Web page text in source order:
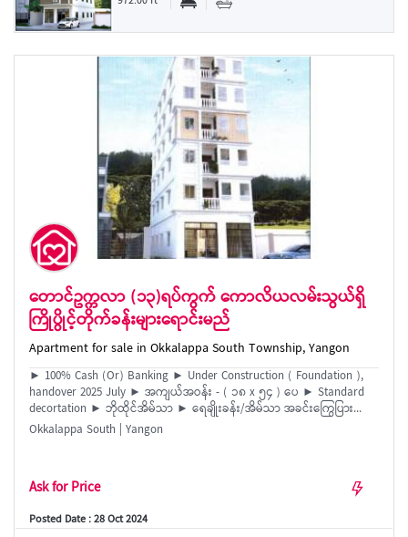
တောင်ဥက္ကလာ (၁၃)ရပ်ကွက် ကောလိယလမ်းသွယ်ရှိ
ကြိုပွိုင့်တိုက်ခန်းများရောင်းမည်
Apartment for sale in Okkalappa South Township, Yangon
► 100% Cash (Or) Banking ► Under Construction ( Foundation ),
handover 2025 July ► အကျယ်အဝန်း - ( ၁၈ x ၅၄ ) ပေ ► Standard
decortation ► ဘိုထိုင်အိမ်သာ ► ရေချိုးခန်း/အိမ်သာ အခင်းကြွေပြား...
Okkalappa South | Yangon
Ask for Price
Posted Date : 28 Oct 2024